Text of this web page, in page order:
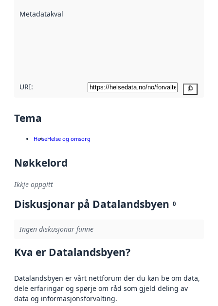
Metadatakvalitet
URI:
Tema
HelseHelse og omsorg
Nøkkelord
Ikkje oppgitt
Diskusjonar på Datalandsbyen 0
Ingen diskusjonar funne
Kva er Datalandsbyen?
Datalandsbyen er vårt nettforum der du kan be om data,
dele erfaringar og spørje om råd som gjeld deling av
data og informasjonsforvalting.